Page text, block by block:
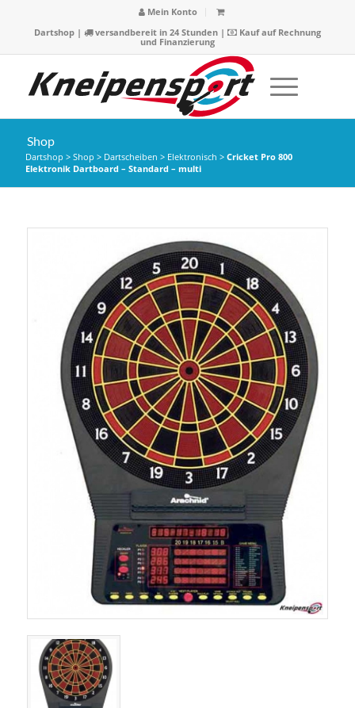
Mein Konto
Dartshop| versandbereit in 24 Stunden |
Kauf auf Rechnung
und Finanzierung
Shop
Dartshop > Shop > Dartscheiben > Elektronisch > Cricket Pro 800
Elektronik Dartboard – Standard – multi